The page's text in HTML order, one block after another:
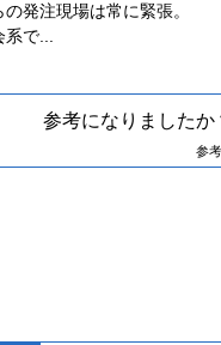
発注現場は常に緊張。
系で...
参考になりましたか
参